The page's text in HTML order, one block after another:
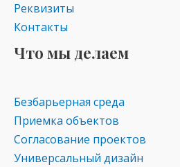
Реквизиты
Контакты
Что мы делаем
Безбарьерная среда
Приемка объектов
Согласование проектов
Универсальный дизайн